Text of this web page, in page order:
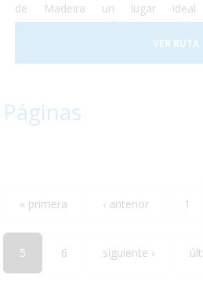
de Madeira un lugar
vacaciones, increíbles y
personas con discapacidad o
2017 la ciudad de Funchal
VER RUTA
Páginas
« primera ‹ anterior 1
5 6 siguiente ›